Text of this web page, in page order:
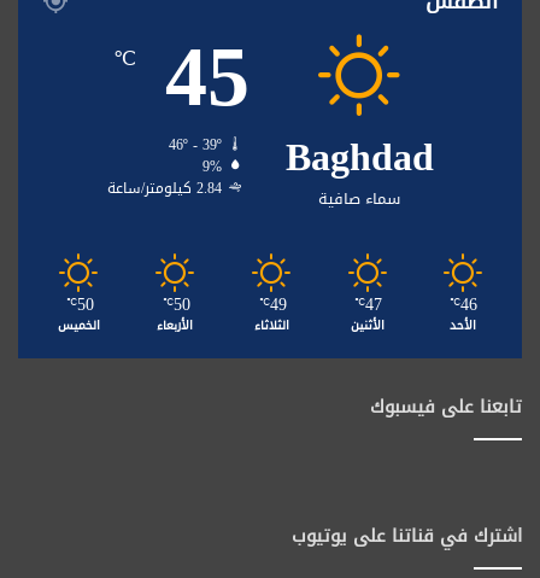
Baghdad
سماء صافية
45
℃
46º - 39º
9%
2.84 كيلومتر/ساعة
46
℃
الأحد
47
℃
الأثنين
49
℃
الثلاثاء
50
℃
الأربعاء
50
℃
الخميس
تابعنا على فيسبوك
اشترك في قناتنا على يوتيوب